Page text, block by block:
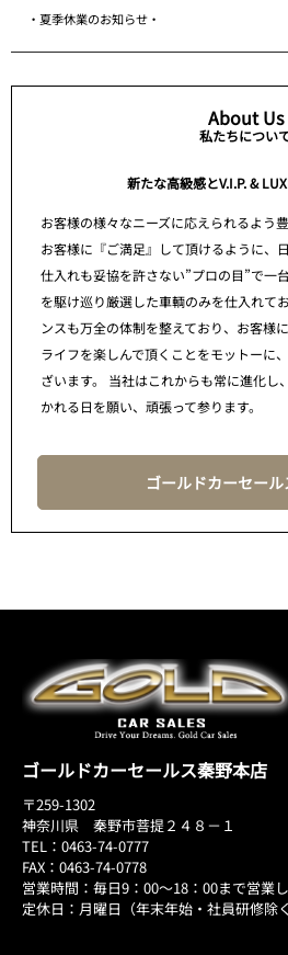
・夏季休業のお知らせ・
About Us
私たちについ
新たな高級感とV.I.P. &
お客様の様々なニーズに応えられるよう
お客様に『ご満足』して頂けるように、
仕入れも妥協を許さない”プロの目”で一
を駆け巡り厳選した車輌のみを仕入れて
ンスも万全の体制を整えており、お客様
ライフを楽しんで頂くことをモットーに
ざいます。 当社はこれからも常に進化し
かれる日を願い、頑張って参ります。
ゴールドカーセー
ゴールドカーセールス秦野本店
〒259-1302
神奈川県 秦野市菩提２４８－１
TEL：0463-74-0777
FAX：0463-74-0778
営業時間：毎日9：00～18：00まで営業し
定休日：月曜日（年末年始・社員研修除く